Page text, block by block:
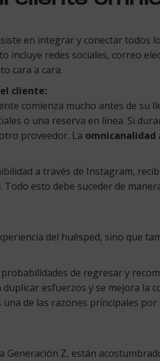
en integrar y conectar todos
incluye redes sociales, correo
cara a cara.
cliente:
comienza mucho antes de su
o una reserva en línea. Si
proveedor. La omnicanalidad
a través de Instagram,
esto debe suceder de
del huésped, sino que
de regresar y
esfuerzos y se mejora la
una de las razones principales
Generación Z, están